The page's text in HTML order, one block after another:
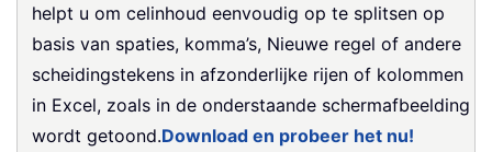
helpt u om celinhoud eenvoudig op te splitsen op
basis van spaties, komma’s, Nieuwe regel of andere
scheidingstekens in afzonderlijke rijen of kolommen
in Excel, zoals in de onderstaande schermafbeelding
wordt getoond.Download en probeer het nu!